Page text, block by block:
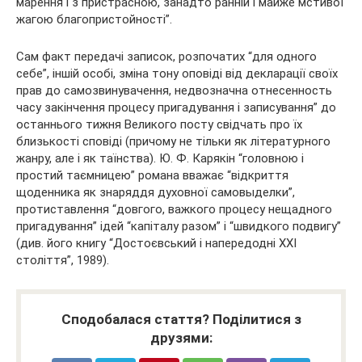
жагою благопристойності”.
Сам факт передачі записок, розпочатих “для одного
себе”, іншій особі, зміна тону оповіді від декларації своїх
прав до самозвинувачення, недвозначна отнесенность
часу закінчення процесу пригадування і записування” до
останнього тижня Великого посту свідчать про їх
близькості сповіді (причому не тільки як літературного
жанру, але і як таїнства). Ю. Ф. Карякін “головною і
простий таємницею” романа вважає “відкриття
щоденника як знаряддя духовної самовыделки”,
протиставлення “довгого, важкого процесу нещадного
пригадування” ідей “капіталу разом” і “швидкого подвигу”
(див. його книгу “Достоєвський і напередодні XXI
століття”, 1989).
Сподобалася стаття? Поділитися з
друзями: